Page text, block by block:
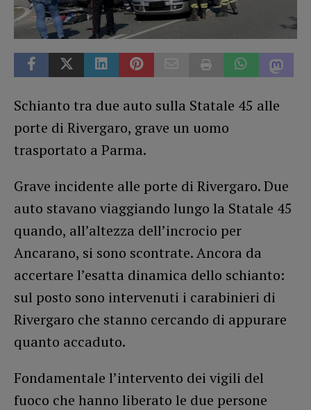
Schianto tra due auto sulla Statale 45 alle
porte di Rivergaro, grave un uomo
trasportato a Parma.
Grave incidente alle porte di Rivergaro. Due
auto stavano viaggiando lungo la Statale 45
quando, all’altezza dell’incrocio per
Ancarano, si sono scontrate. Ancora da
accertare l’esatta dinamica dello schianto:
sul posto sono intervenuti i carabinieri di
Rivergaro che stanno cercando di appurare
quanto accaduto.
Fondamentale l’intervento dei vigili del
fuoco che hanno liberato le due persone